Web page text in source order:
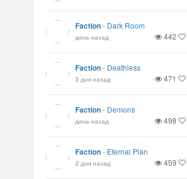
Faction- Dark Room
день назад 442
Faction- Deathless
3 дня назад 471
Faction- Demons
день назад 498
Faction- Eternal Plan
2 дня назад 459